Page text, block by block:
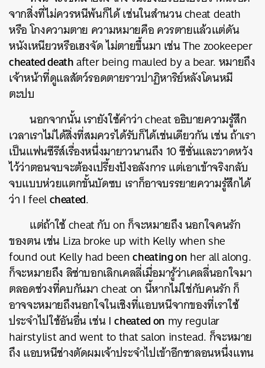
จากสิ่งที่ไม่ควรหนีพ้นก็ได้ เช่นในสำนวน cheat death
หรือ โกงความตาย ความหมายคือ ควรตายแล้วแต่ดัน
หนังเหนียวหรือเฮงจัด ไม่ตายขึ้นมา เช่น The zookeeper
cheated deathafter being mauled by a bear. หมายถึง
เจ้าหน้าที่ดูแลสัตว์รอดตายราวปาฏิหาริย์หลังโดนหมี
ตะปบ
นอกจากนั้น เรายังใช้คำว่า cheat อธิบายความรู้สึก
เวลาเราไม่ได้สิ่งที่สมควรได้รับก็ได้เช่นเดียวกัน เช่น ถ้าเรา
เป็นแฟนซีรีส์เรื่องหนึ่งมายาวนานถึง 10 ซีซั่นและวาดหวัง
ไว้ว่าตอนจบจะต้องเปรี้ยงปังอลังการ แต่เอาเข้าจริงกลับ
จบแบบห่วยแตกขั้นบัดซบ เราก็อาจบรรยายความรู้สึกได้
ว่า I feelcheated.
แต่ถ้าใช้ cheat กับ on ก็จะหมายถึง นอกใจคนรัก
ของตน เช่น Liza broke up with Kelly when she
found out Kelly had beencheating onher all along.
ก็จะหมายถึง ลิซ่าบอกเลิกเคลลี่เมื่อมารู้ว่าเคลลี่นอกใจมา
ตลอดช่วงที่คบกันมา cheat on นี้หากไม่ใช่กับคนรัก ก็
อาจจะหมายถึงนอกใจในเชิงที่แอบหนีจากของที่เราใช้
ประจำไปใช้อันอื่น เช่น Icheated on my regular
hairstylist and went to that salon instead. ก็จะหมาย
ถึง แอบหนีช่างตัดผมเจ้าประจำไปเข้าอีกซาลอนหนึ่งแทน
ค้นหา
SHARE